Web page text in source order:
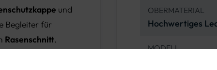
und
Begleiter für
Rasenschnitt.
OBERMATERIAL
Hochwertiges
MODELL